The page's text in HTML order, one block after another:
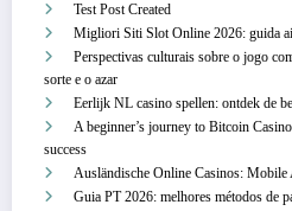
Test Post Created
Migliori Siti Slot Online 2026: guida
Perspectivas culturais sobre o jogo
sorte e o azar
Eerlijk NL casino spellen: ontdek de
A beginner’s journey to Bitcoin
success
Ausländische Online Casinos:
Guia PT 2026: melhores métodos de